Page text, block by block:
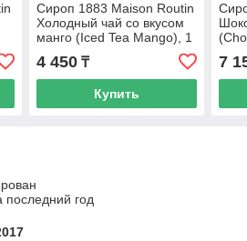
Сироп 1883 Maison Routin
Холодный чай со вкусом
манго (Iced Tea Mango), 1
л, стекло
4 450₸
Купить
7
последний год